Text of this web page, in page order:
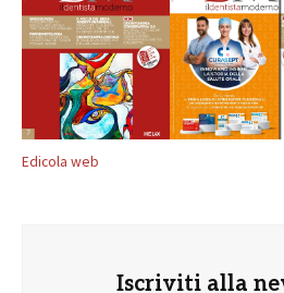
Edicola web
Iscriviti alla